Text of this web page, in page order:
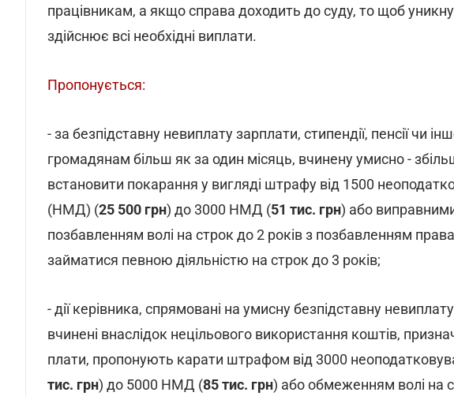
працівникам, а якщо справа доходить до суду, то щоб
здійснює всі необхідні виплати.
Пропонується:
- за безпідставну невиплату зарплати, стипендії, пенсії чи
громадянам більш як за один місяць, вчинену умисно -
встановити покарання у вигляді штрафу від 1500
(НМД) (25 500 грн) до 3000 НМД (51 тис. грн) або
позбавленням волі на строк до 2 років з позбавленням
займатися певною діяльністю на строк до 3 років;
- дії керівника, спрямовані на умисну безпідставну
вчинені внаслідок нецільового використання коштів,
плати, пропонують карати штрафом від 3000
тис. грн) до 5000 НМД (85 тис. грн) або обмеженням волі на